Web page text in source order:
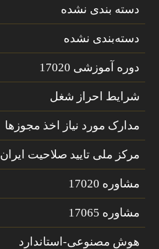
دسته بندی نشده
دسته‌بندی نشده
دوره آموزشی 17020
شرایط احراز شغل
مدارک مورد نیاز اخذ مجوزها
مرکز ملی تایید صلاحیت ایران
مشاوره 17020
مشاوره 17065
هوش مصنوعی-استاندارد